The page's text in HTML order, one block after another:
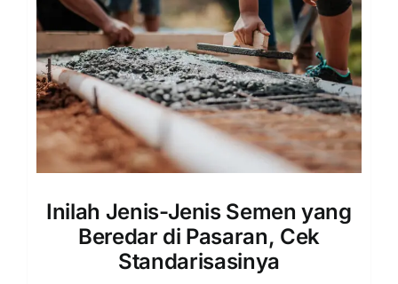
Inilah Jenis-Jenis Semen yang
Beredar di Pasaran, Cek
Standarisasinya